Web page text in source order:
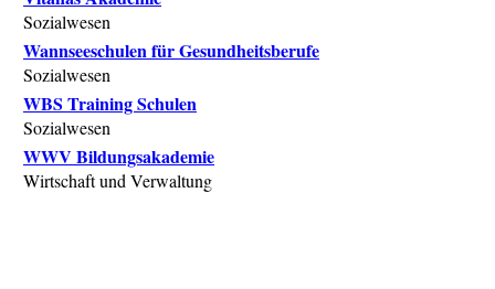
Sozialwesen
Wannseeschulen für Gesundheitsberufe
Sozialwesen
WBS Training Schulen
Sozialwesen
WWV Bildungsakademie
Wirtschaft und Verwaltung